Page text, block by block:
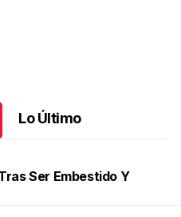
Lo Último
Ser Embestido Y